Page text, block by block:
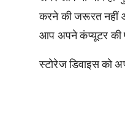
करने की जरूरत नहीं
आप अपने कंप्यूटर की
स्टोरेज डिवाइस को